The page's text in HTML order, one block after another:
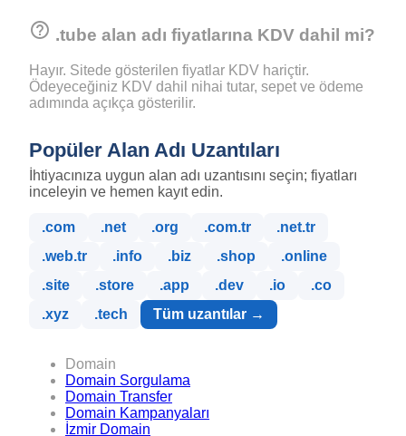
help_outline .tube alan adı fiyatlarına KDV dahil mi?
Hayır. Sitede gösterilen fiyatlar KDV hariçtir.
Ödeyeceğiniz KDV dahil nihai tutar, sepet ve ödeme
adımında açıkça gösterilir.
Popüler Alan Adı Uzantıları
İhtiyacınıza uygun alan adı uzantısını seçin; fiyatları
inceleyin ve hemen kayıt edin.
.com .net .org .com.tr
.net.tr
.web.tr
.info .biz .shop
.online
.site
.store .app .dev .io
.co
.xyz
.tech Tüm uzantılar →
Domain
Domain Sorgulama
Domain Transfer
Domain Kampanyaları
İzmir Domain